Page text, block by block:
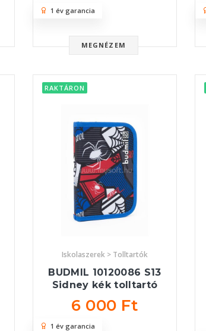
MEGNÉZEM
1 év garancia
RAKTÁRON
Iskolaszerek > Tolltartók
BUDMIL 10120086 S13
Sidney kék tolltartó
6 000 Ft
1 év garancia